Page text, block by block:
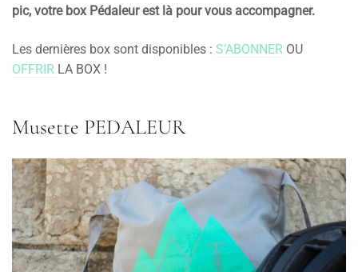
pic, votre box Pédaleur est là pour vous accompagner.
Les dernières box sont disponibles : S’ABONNER OU
OFFRIR LA BOX !
Musette PEDALEUR